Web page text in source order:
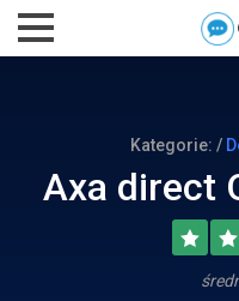
Kategorie: /
Axa direct